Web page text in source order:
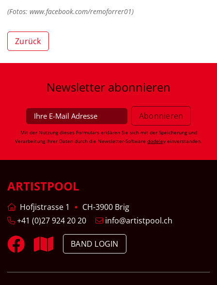
(Fotos: www.facebook.com/remoforrer01)
Zurück
Newsletter abonnieren
Mit der Nutzung dieses Formulars erklären Sie sich mit der Speicherung und
Verarbeitung Ihrer Daten durch die Newsletter-Software dodeley einverstanden.
ARTISTPOOL
Hofjistrasse 1
CH-3900 Brig
+41 (0)27 924 20 20
info@artistpool.ch
BAND LOGIN